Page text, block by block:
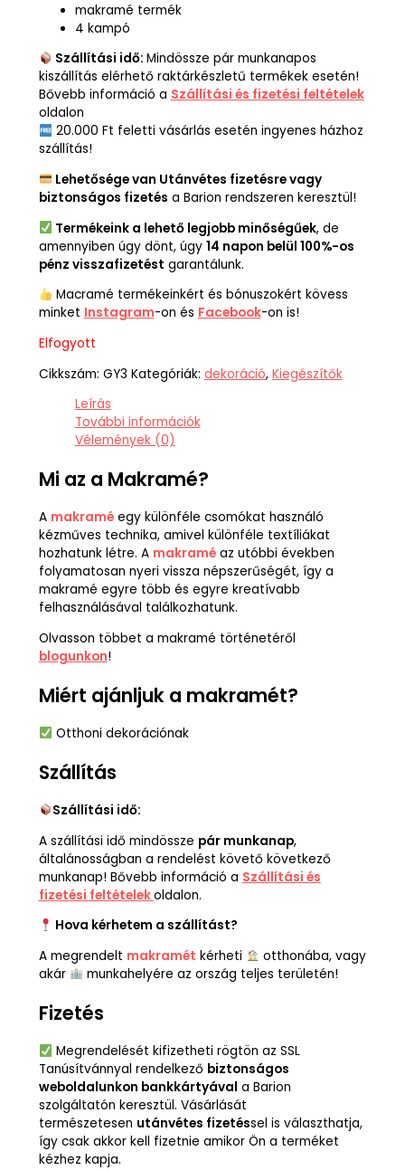
makramé termék
4 kampó
Szállítási idő:Mindössze pár munkanapos
kiszállítás elérhető raktárkészletű termékek esetén!
Bővebb információ a Szállítási és fizetési feltételek
oldalon
20.000 Ft feletti vásárlás esetén ingyenes házhoz
szállítás!
Lehetősége van Utánvétes fizetésre vagy
biztonságos fizetés a Barion rendszeren keresztül!
Termékeink a lehető legjobb minőségűek, de
amennyiben úgy dönt, úgy 14 napon belül 100%-os
pénz visszafizetést garantálunk.
Macramé termékeinkért és bónuszokért kövess
minket Instagram-on és Facebook-on is!
Elfogyott
Cikkszám: GY3 Kategóriák: dekoráció, Kiegészítők
Leírás
További információk
Vélemények (0)
Mi az a Makramé?
A makraméegy különféle csomókat használó
kézműves technika, amivel különféle textíliákat
hozhatunk létre. A makraméaz utóbbi években
folyamatosan nyeri vissza népszerűségét, így a
makramé egyre több és egyre kreatívabb
felhasználásával találkozhatunk.
Olvasson többet a makramé történetéről
blogunkon!
Miért ajánljuk a makramét?
Otthoni dekorációnak
Szállítás
Szállítási idő:
A szállítási idő mindössze pár munkanap,
általánosságban a rendelést követő következő
munkanap! Bővebb információ a Szállítási és
fizetési feltételekoldalon.
Hova kérhetem a szállítást?
A megrendelt makramét kérheti
otthonába, vagy
akár
munkahelyére az ország teljes területén!
Fizetés
Megrendelését kifizetheti rögtön az SSL
Tanúsítvánnyal rendelkező biztonságos
weboldalunkon bankkártyával a Barion
szolgáltatón keresztül. Vásárlását
természetesen utánvétes fizetéssel is választhatja,
így csak akkor kell fizetnie amikor Ön a terméket
kézhez kapja.